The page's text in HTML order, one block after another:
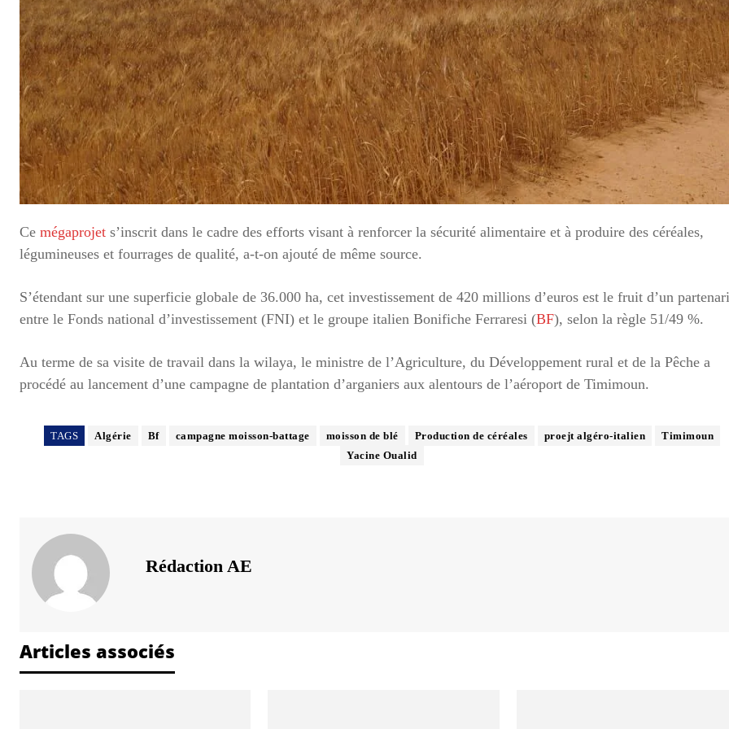
Ce mégaprojet s’inscrit dans le cadre des efforts visant à renforcer la sécurité alimentaire et à produire des céréales,
légumineuses et fourrages de qualité, a-t-on ajouté de même source.
S’étendant sur une superficie globale de 36.000 ha, cet investissement de 420 millions d’euros est le fruit d’un
entre le Fonds national d’investissement (FNI) et le groupe italien Bonifiche Ferraresi (BF), selon la règle 51/49 %.
Au terme de sa visite de travail dans la wilaya, le ministre de l’Agriculture, du Développement rural et de la Pêche a
procédé au lancement d’une campagne de plantation d’arganiers aux alentours de l’aéroport de Timimoun.
TAGS Algérie Bf campagne moisson-battage moisson de blé Production de céréales proejt algéro-italien
Timimoun
Yacine Oualid
Rédaction AE
Articles associés